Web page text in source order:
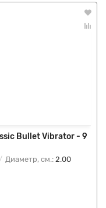
Bullet Vibrator - 9
Диаметр, см.: 2.00